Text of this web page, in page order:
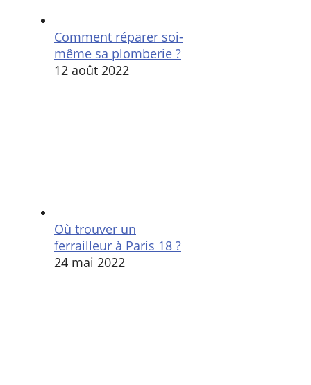
Comment réparer soi-
même sa plomberie ?
12 août 2022
Où trouver un
ferrailleur à Paris 18 ?
24 mai 2022